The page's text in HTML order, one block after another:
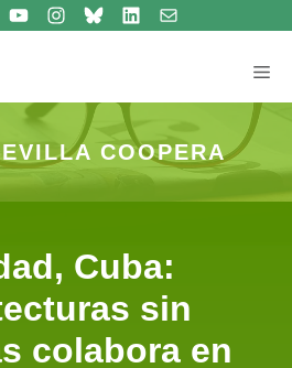
Twitter
Síguenos en Youtube
Síguenos en Instagram
Bluesky
Síguenos en Linkedincontacto
COOPERA
Cuba:
sin
colabora en